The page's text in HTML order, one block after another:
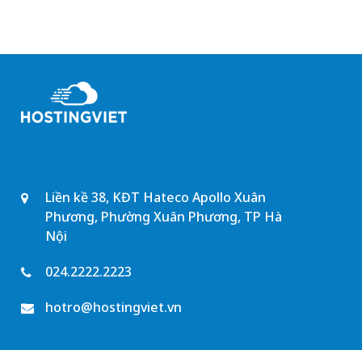
Liền kề 38, KĐT Hateco Apollo Xuân
Phương, Phường Xuân Phương, TP Hà
Nội
024.2222.2223
hotro@hostingviet.vn